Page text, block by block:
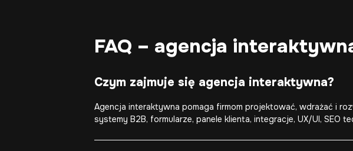
FAQ – agencja
Czym zajmuje się agencja interaktywna?
Agencja interaktywna pomaga firmom projektować, wdrażać i
systemy B2B, formularze, panele klienta, integracje, UX/UI, SEO